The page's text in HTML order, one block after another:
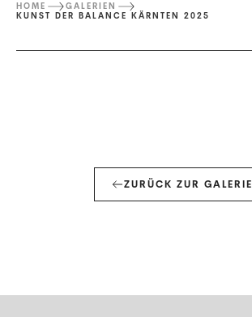
HOME
GALERIEN
KUNST DER BALANCE KÄRNTEN 2025
ZURÜCK ZUR GALERIE